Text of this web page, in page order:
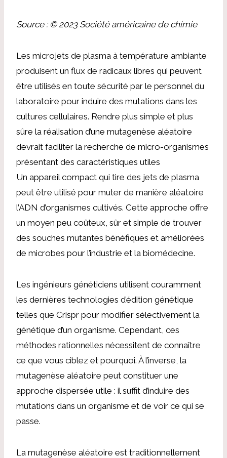
Source : © 2023 Société américaine de chimie
Les microjets de plasma à température ambiante
produisent un flux de radicaux libres qui peuvent
être utilisés en toute sécurité par le personnel du
laboratoire pour induire des mutations dans les
cultures cellulaires. Rendre plus simple et plus
sûre la réalisation d’une mutagenèse aléatoire
devrait faciliter la recherche de micro-organismes
présentant des caractéristiques utiles
Un appareil compact qui tire des jets de plasma
peut être utilisé pour muter de manière aléatoire
l’ADN d’organismes cultivés. Cette approche offre
un moyen peu coûteux, sûr et simple de trouver
des souches mutantes bénéfiques et améliorées
de microbes pour l’industrie et la biomédecine.
Les ingénieurs généticiens utilisent couramment
les dernières technologies d’édition génétique
telles que Crispr pour modifier sélectivement la
génétique d’un organisme. Cependant, ces
méthodes rationnelles nécessitent de connaître
ce que vous ciblez et pourquoi. À l’inverse, la
mutagenèse aléatoire peut constituer une
approche dispersée utile : il suffit d’induire des
mutations dans un organisme et de voir ce qui se
passe.
La mutagenèse aléatoire est traditionnellement